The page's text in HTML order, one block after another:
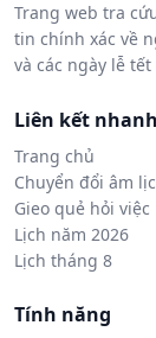
Trang web tra
tin chính xác về
và các ngày lễ
Liên kết nhanh
Trang chủ
Chuyển đổi âm
Gieo quẻ hỏi việc
Lịch năm 2026
Lịch tháng 8
Tính năng